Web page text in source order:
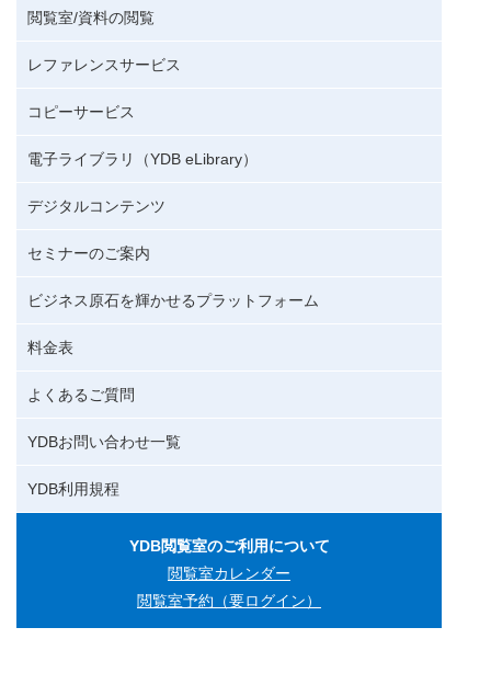
閲覧室/資料の閲覧
レファレンスサービス
コピーサービス
電子ライブラリ（YDB eLibrary）
デジタルコンテンツ
セミナーのご案内
ビジネス原石を輝かせるプラットフォーム
料金表
よくあるご質問
YDBお問い合わせ一覧
YDB利用規程
YDB閲覧室のご利用について
閲覧室カレンダー
閲覧室予約（要ログイン）